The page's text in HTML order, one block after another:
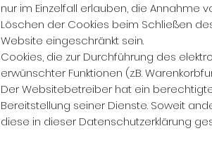
nur im Einzelfall erlauben, die
Löschen der Cookies beim Schließen
Website eingeschränkt sein.
Cookies, die zur Durchführung des
erwünschter Funktionen (z.B.
Der Websitebetreiber hat ein
Bereitstellung seiner Dienste. Soweit
diese in dieser Datenschutzerklärung